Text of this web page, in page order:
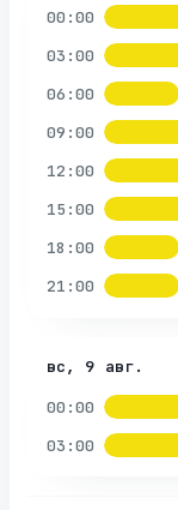
00:00
03:00
06:00
09:00
12:00
15:00
18:00
21:00
вс, 9 авг.
00:00
03:00